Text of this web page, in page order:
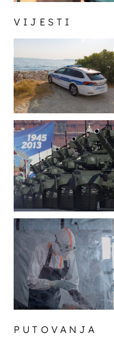
VIJESTI
PUTOVANJA